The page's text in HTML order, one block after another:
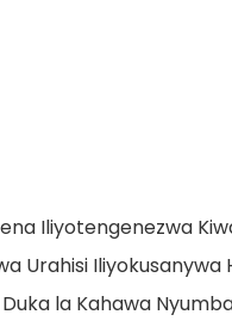
Iliyotengenezwa
Urahisi Iliyokusanywa
la Kahawa